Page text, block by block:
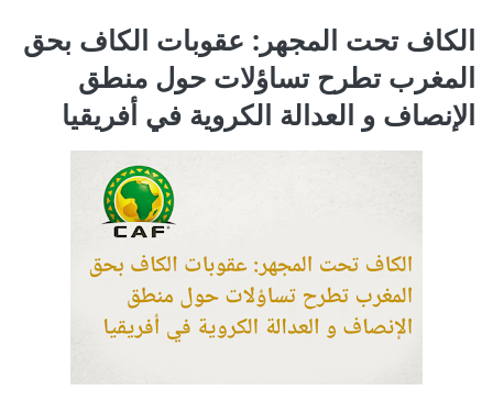
الكاف تحت المجهر: عقوبات الكاف بحق
المغرب تطرح تساؤلات حول منطق
الإنصاف و العدالة الكروية في أفريقيا